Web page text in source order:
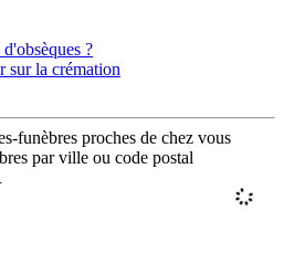
?
sur la crémation
funèbres proches de chez vous
par ville ou code postal